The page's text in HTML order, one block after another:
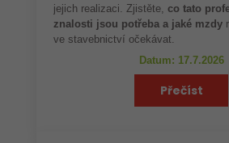
jejich realizaci. Zjistěte,co tato
znalosti jsou potřeba a jaké mzdy
ve stavebnictví očekávat.
Datum: 17.7.2026
Přečíst